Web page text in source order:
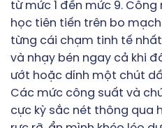
từ mức 1 đến mức 9.
học tiên tiến trên bo
từng cái chạm tinh tế
và nhạy bén ngay cả khi
ướt hoặc dính một chút
Các mức công suất và
cực kỳ sắc nét thông qua